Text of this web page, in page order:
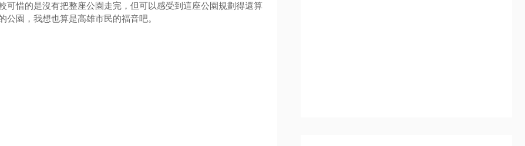
惜的是沒有把整座公園走完，但可以感受到這座公園規劃得還算
園，我想也算是高雄市民的福音吧。